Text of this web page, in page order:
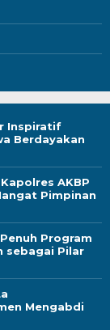
Inspiratif
Berdayakan
AKBP
Pimpinan
Program
sebagai Pilar
Mengabdi